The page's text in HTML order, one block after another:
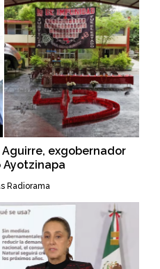
exgobernador
Ayotzinapa
Radiorama